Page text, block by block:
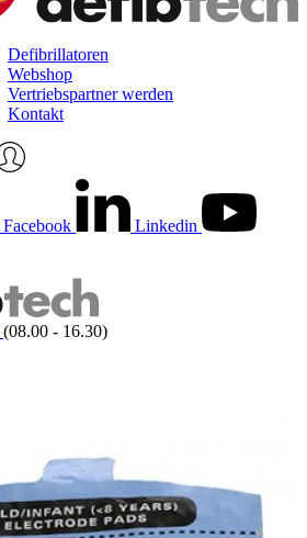
Defibrillatoren
Webshop
Vertriebspartner werden
Kontakt
Facebook
Linkedin
(08.00 - 16.30)